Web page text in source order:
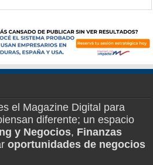
el Magazine Digital para
diferente; un espacio
y Negocios, Finanzas
oportunidades de negocios